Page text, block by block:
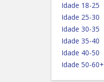
Idade 18-25
Idade 25-30
Idade 30-35
Idade 35-40
Idade 40-50
Idade 50-60+